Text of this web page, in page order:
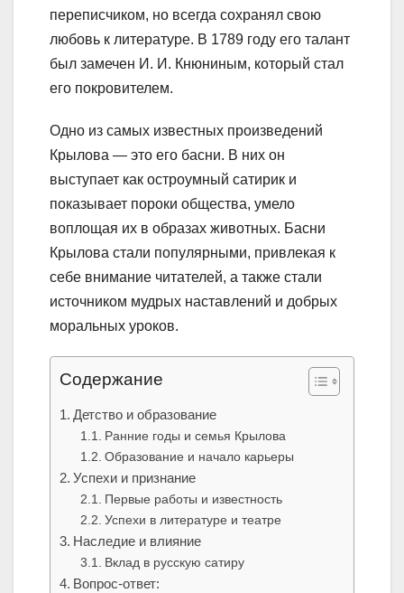
переписчиком, но всегда сохранял свою
любовь к литературе. В 1789 году его талант
был замечен И. И. Кнюниным, который стал
его покровителем.
Одно из самых известных произведений
Крылова — это его басни. В них он
выступает как остроумный сатирик и
показывает пороки общества, умело
воплощая их в образах животных. Басни
Крылова стали популярными, привлекая к
себе внимание читателей, а также стали
источником мудрых наставлений и добрых
моральных уроков.
Содержание
Детство и образование
Ранние годы и семья Крылова
Образование и начало карьеры
Успехи и признание
Первые работы и известность
Успехи в литературе и театре
Наследие и влияние
Вклад в русскую сатиру
Вопрос-ответ: